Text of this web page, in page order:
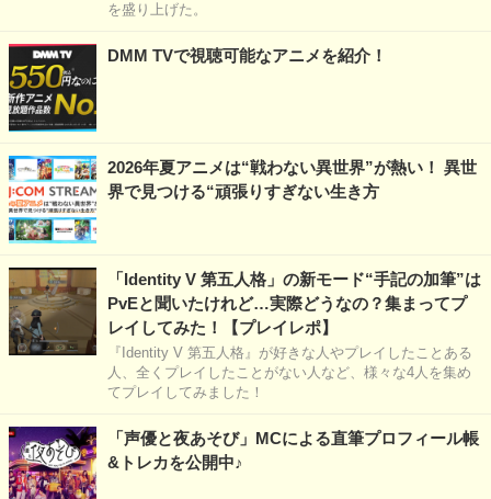
を盛り上げた。
DMM TVで視聴可能なアニメを紹介！
2026年夏アニメは“戦わない異世界”が熱い！ 異世
界で見つける“頑張りすぎない生き方
「Identity V 第五人格」の新モード“手記の加筆”は
PvEと聞いたけれど…実際どうなの？集まってプ
レイしてみた！【プレイレポ】
『Identity V 第五人格』が好きな人やプレイしたことある
人、全くプレイしたことがない人など、様々な4人を集め
てプレイしてみました！
「声優と夜あそび」MCによる直筆プロフィール帳
&トレカを公開中♪